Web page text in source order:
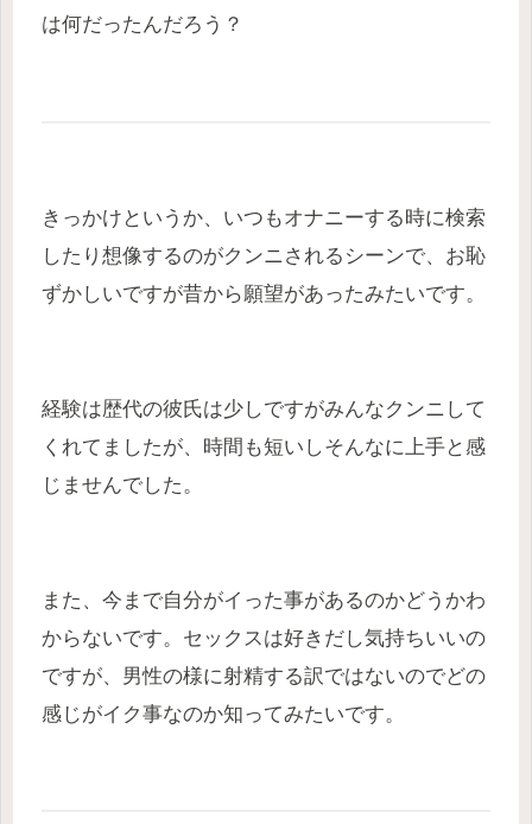
は何だったんだろう？
きっかけというか、いつもオナニーする時に検索
したり想像するのがクンニされるシーンで、お恥
ずかしいですが昔から願望があったみたいです。
経験は歴代の彼氏は少しですがみんなクンニして
くれてましたが、時間も短いしそんなに上手と感
じませんでした。
また、今まで自分がイった事があるのかどうかわ
からないです。セックスは好きだし気持ちいいの
ですが、男性の様に射精する訳ではないのでどの
感じがイク事なのか知ってみたいです。